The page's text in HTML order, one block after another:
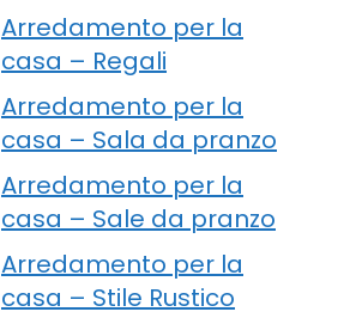
Arredamento per la
casa – Regali
Arredamento per la
casa – Sala da pranzo
Arredamento per la
casa – Sale da pranzo
Arredamento per la
casa – Stile Rustico